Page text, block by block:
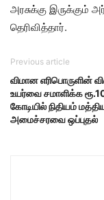
அரசுக்கு இருக்​கும்
தெரி​வித்​தார்​.
Previous article
விமான எரிபொருளின்
உயர்வை சமாளிக்க
கோடியில் நிதியம்
அமைச்சரவை ஒப்புதல்